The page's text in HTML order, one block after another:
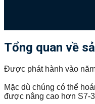
Tổng quan về
Được phát hành vào
Mặc dù chúng có thể
được nâng cao hơn S7-